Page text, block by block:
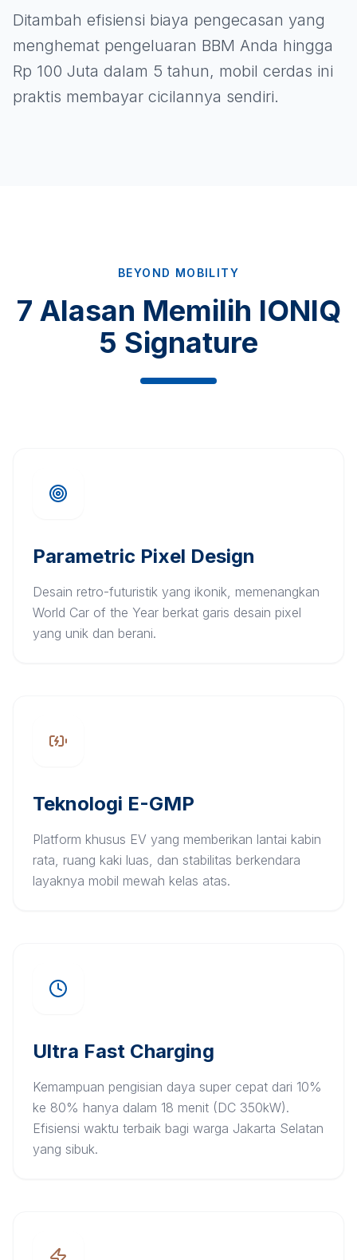
Ditambah efisiensi biaya pengecasan yang
menghemat pengeluaran BBM Anda hingga
Rp 100 Juta dalam 5 tahun, mobil cerdas ini
praktis membayar cicilannya sendiri.
BEYOND MOBILITY
7 Alasan Memilih IONIQ
5 Signature
Parametric Pixel Design
Desain retro-futuristik yang ikonik, memenangkan
World Car of the Year berkat garis desain pixel
yang unik dan berani.
Teknologi E-GMP
Platform khusus EV yang memberikan lantai kabin
rata, ruang kaki luas, dan stabilitas berkendara
layaknya mobil mewah kelas atas.
Ultra Fast Charging
Kemampuan pengisian daya super cepat dari 10%
ke 80% hanya dalam 18 menit (DC 350kW).
Efisiensi waktu terbaik bagi warga Jakarta Selatan
yang sibuk.